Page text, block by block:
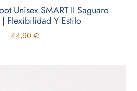
Unisex SMART II Saguaro
Flexibilidad Y Estilo
44,90 €